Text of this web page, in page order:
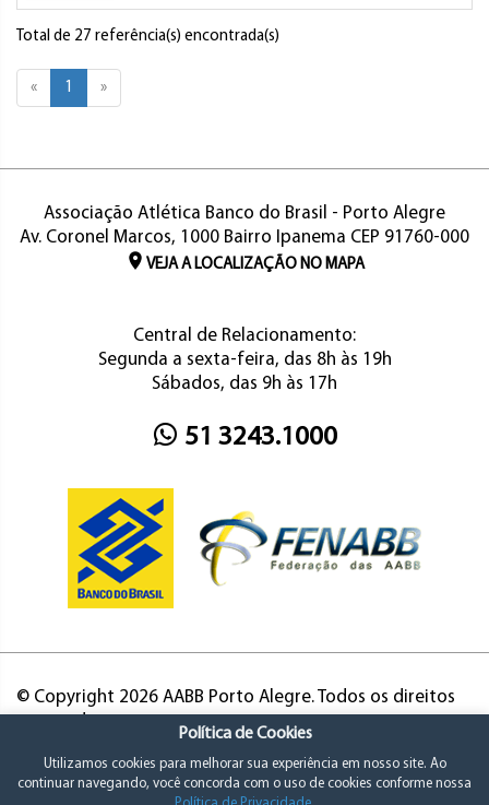
Total de 27 referência(s) encontrada(s)
« 1 »
Associação Atlética Banco do Brasil - Porto Alegre
Av. Coronel Marcos, 1000 Bairro Ipanema CEP 91760-000
VEJA A LOCALIZAÇÃO NO MAPA
Central de Relacionamento:
Segunda a sexta-feira, das 8h às 19h
Sábados, das 9h às 17h
51 3243.1000
© Copyright 2026 AABB Porto Alegre. Todos os direitos
Política de Cookies
Utilizamos cookies para melhorar sua experiência em nosso site. Ao
continuar navegando, você concorda com o uso de cookies conforme nossa